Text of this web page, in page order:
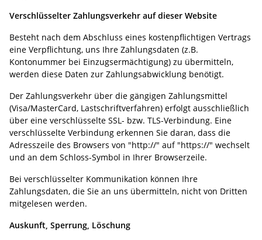
Verschlüsselter Zahlungsverkehr auf dieser Website
Besteht nach dem Abschluss eines kostenpflichtigen Vertrags
eine Verpflichtung, uns Ihre Zahlungsdaten (z.B.
Kontonummer bei Einzugsermächtigung) zu übermitteln,
werden diese Daten zur Zahlungsabwicklung benötigt.
Der Zahlungsverkehr über die gängigen Zahlungsmittel
(Visa/MasterCard, Lastschriftverfahren) erfolgt ausschließlich
über eine verschlüsselte SSL- bzw. TLS-Verbindung. Eine
verschlüsselte Verbindung erkennen Sie daran, dass die
Adresszeile des Browsers von "http://" auf "https://" wechselt
und an dem Schloss-Symbol in Ihrer Browserzeile.
Bei verschlüsselter Kommunikation können Ihre
Zahlungsdaten, die Sie an uns übermitteln, nicht von Dritten
mitgelesen werden.
Auskunft, Sperrung, Löschung